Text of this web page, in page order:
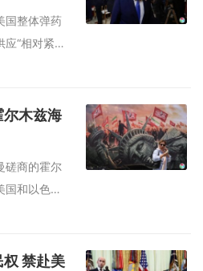
国整体弹药
应“相对紧
弹药储备，
四（8月6
“我们在一
尔木兹海
磋商的霍尔
国和以色列
通行前向
日）报道，
禁赴美